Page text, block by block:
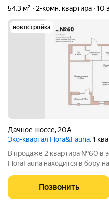
54,3 м²
2-комн. квартира 10
новостройка
Дачное шоссе, 20А
Эко-квартал Flora&Fauna, 1
В продаже 2 квартира №60 в
FloraFauna находится в бору
беговые дорожки 2,5 км,
пляжу с причалом. Вся
Позвонить